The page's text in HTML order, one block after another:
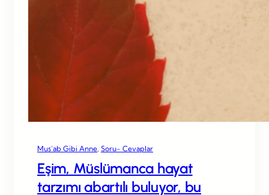
Mus’ab Gibi Anne Soru- Cevaplar
Eşim, Müslümanca hayat
tarzımı abartılı buluyor, bu